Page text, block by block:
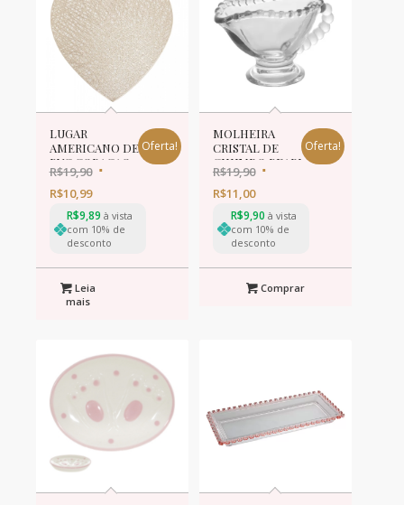
LUGAR
AMERICANO DE
PVC CORACAO
DOURADO 38cm
R$19,90
R$10,99
R$9,89 à vista
com 10% de
desconto
Oferta!
Leia
mais
MOLHEIRA
CRISTAL DE
CHUMBO PEARL
9x5x6cm 40ml
R$19,90
R$11,00
R$9,90 à vista
com 10% de
desconto
Oferta!
Comprar